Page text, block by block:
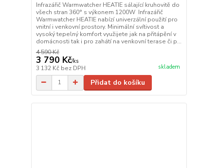
Infrazářič Warmwatcher HEATIE sálající kruhovitě do
všech stran 360° s výkonem 1200W Infrazářič
Warmwatcher HEATIE nabízí univerzální použití pro
vnitní i venkovní prostory. Minimální svítivost a
vysoký tepelný komfort využijete jak na přitápění v
domácnosti tak i pro zahátí na venkovní terase či p...
4 590 Kč
3 790 Kč/ks
3 132 Kč bez DPH skladem
Přidat do košíku